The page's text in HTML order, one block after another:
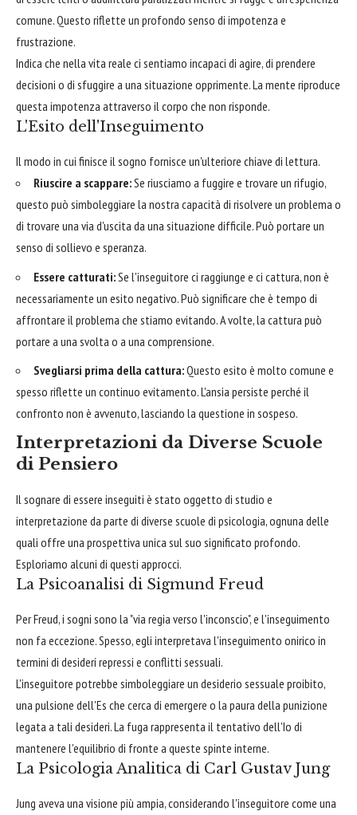
comune. Questo riflette un profondo senso di impotenza e
frustrazione.
Indica che nella vita reale ci sentiamo incapaci di agire, di prendere
decisioni o di sfuggire a una situazione opprimente. La mente riproduce
questa impotenza attraverso il corpo che non risponde.
L'Esito dell'Inseguimento
Il modo in cui finisce il sogno fornisce un'ulteriore chiave di lettura.
Riuscire a scappare:Se riusciamo a fuggire e trovare un rifugio,
questo può simboleggiare la nostra capacità di risolvere un problema o
di trovare una via d'uscita da una situazione difficile. Può portare un
senso di sollievo e speranza.
Essere catturati:Se l'inseguitore ci raggiunge e ci cattura, non è
necessariamente un esito negativo. Può significare che è tempo di
affrontare il problema che stiamo evitando. A volte, la cattura può
portare a una svolta o a una comprensione.
Svegliarsi prima della cattura:Questo esito è molto comune e
spesso riflette un continuo evitamento. L'ansia persiste perché il
confronto non è avvenuto, lasciando la questione in sospeso.
Interpretazioni da Diverse Scuole
di Pensiero
Il sognare di essere inseguiti è stato oggetto di studio e
interpretazione da parte di diverse scuole di psicologia, ognuna delle
quali offre una prospettiva unica sul suo significato profondo.
Esploriamo alcuni di questi approcci.
La Psicoanalisi di Sigmund Freud
Per Freud, i sogni sono la "via regia verso l'inconscio", e l'inseguimento
non fa eccezione. Spesso, egli interpretava l'inseguimento onirico in
termini di desideri repressi e conflitti sessuali.
L'inseguitore potrebbe simboleggiare un desiderio sessuale proibito,
una pulsione dell'Es che cerca di emergere o la paura della punizione
legata a tali desideri. La fuga rappresenta il tentativo dell'Io di
mantenere l'equilibrio di fronte a queste spinte interne.
La Psicologia Analitica di Carl Gustav Jung
Jung aveva una visione più ampia, considerando l'inseguitore come una